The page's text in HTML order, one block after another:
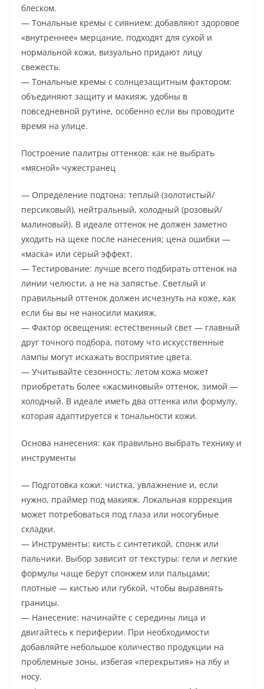
блеском.
— Тональные кремы с сиянием: добавляют здоровое
«внутреннее» мерцание, подходят для сухой и
нормальной кожи, визуально придают лицу
свежесть.
— Тональные кремы с солнцезащитным фактором:
объединяют защиту и макияж, удобны в
повседневной рутине, особенно если вы проводите
время на улице.
Построение палитры оттенков: как не выбрать
«мясной» чужестранец
— Определение подтона: теплый (золотистый/
персиковый), нейтральный, холодный (розовый/
малиновый). В идеале оттенок не должен заметно
уходить на щеке после нанесения; цена ошибки —
«маска» или серый эффект.
— Тестирование: лучше всего подбирать оттенок на
линии челюсти, а не на запястье. Светлый и
правильный оттенок должен исчезнуть на коже, как
если бы вы не наносили макияж.
— Фактор освещения: естественный свет — главный
друг точного подбора, потому что искусственные
лампы могут искажать восприятие цвета.
— Учитывайте сезонность: летом кожа может
приобретать более «жасминовый» оттенок, зимой —
холодный. В идеале иметь два оттенка или формулу,
которая адаптируется к тональности кожи.
Основа нанесения: как правильно выбрать технику и
инструменты
— Подготовка кожи: чистка, увлажнение и, если
нужно, праймер под макияж. Локальная коррекция
может потребоваться под глаза или носогубные
складки.
— Инструменты: кисть с синтетикой, спонж или
пальчики. Выбор зависит от текстуры: гели и легкие
формулы чаще берут спонжем или пальцами;
плотные — кистью или губкой, чтобы выравнять
границы.
— Нанесение: начинайте с середины лица и
двигайтесь к периферии. При необходимости
добавляйте небольшое количество продукции на
проблемные зоны, избегая «перекрытия» на лбу и
носу.